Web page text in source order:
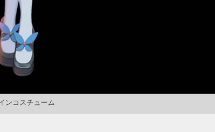
ンコスチューム